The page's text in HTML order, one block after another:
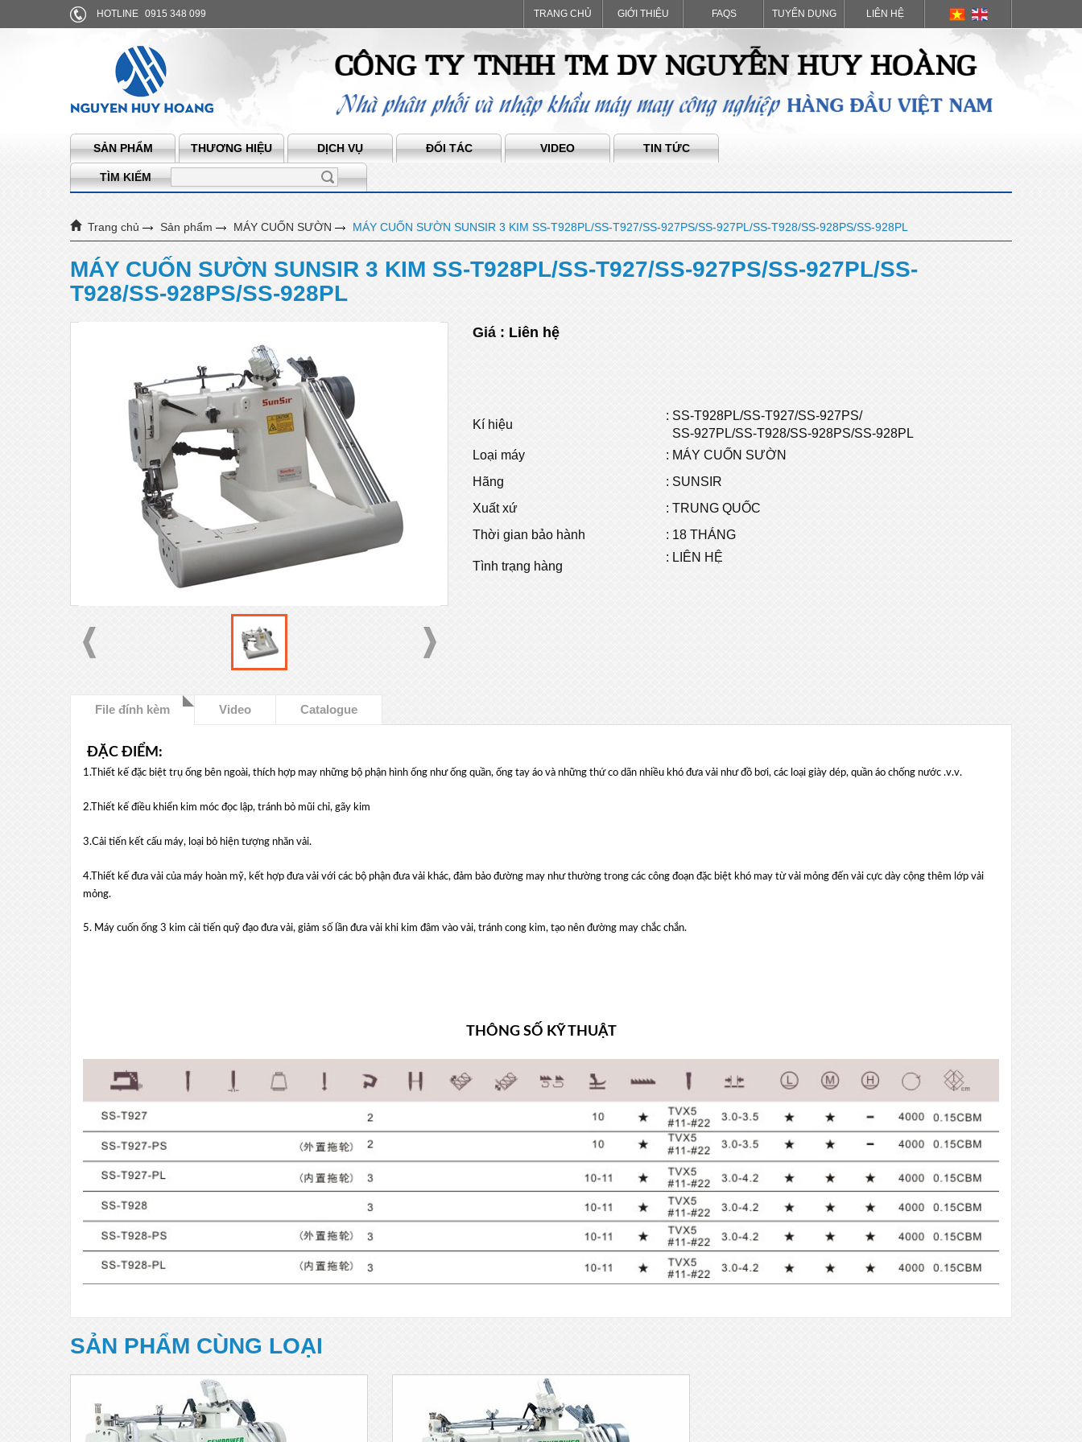
HOTLINE 0915 348 099 TRANG CHỦ GIỚI THIỆU FAQS TUYỂN DỤNG LIÊN HỆ
SẢN PHẨM THƯƠNG HIỆU DỊCH VỤ ĐỐI TÁC VIDEO TIN TỨC
TÌM KIẾM
Trang chủ Sản phẩm MÁY CUỐN SƯỜN MÁY CUỐN SƯỜN SUNSIR 3 KIM SS-T928PL/SS-T927/SS-927PS/SS-927PL/SS-T928/SS-928PS/SS-928PL
MÁY CUỐN SƯỜN SUNSIR 3 KIM SS-T928PL/SS-T927/SS-927PS/SS-927PL/SS-
T928/SS-928PS/SS-928PL
Giá : Liên hệ
Kí hiệu
: SS-T928PL/SS-T927/SS-927PS/
SS-927PL/SS-T928/SS-928PS/SS-928PL
Loại máy
: MÁY CUỐN SƯỜN
Hãng
: SUNSIR
Xuất xứ
: TRUNG QUỐC
Thời gian bảo hành
: 18 THÁNG
Tình trạng hàng
: LIÊN HỆ
File đính kèm Video Catalogue
ĐẶC ĐIỂM:
1.Thiết kế đặc biệt trụ ống bên ngoài, thích hợp may những bộ phận hình ống như ống quần, ống tay áo và những thứ co dãn nhiều khó đưa vải như đồ bơi, các loại giày dép, quần áo chống nước .v.v.
2.Thiết kế điều khiển kim móc đọc lập, tránh bỏ mũi chỉ, gãy kim
3.Cải tiến kết cấu máy, loại bỏ hiện tượng nhăn vải.
4.Thiết kế đưa vải của máy hoàn mỹ, kết hợp đưa vải với các bộ phận đưa vải khác, đảm bảo đường may như thường trong các công đoạn đặc biệt khó may từ vải mỏng đến vải cực dày cộng thêm lớp vải
mỏng.
5. Máy cuốn ống 3 kim cải tiến quỹ đạo đưa vải, giảm số lần đưa vải khi kim đâm vào vải, tránh cong kim, tạo nên đường may chắc chắn.
THÔNG SỐ KỸ THUẬT
SẢN PHẨM CÙNG LOẠI